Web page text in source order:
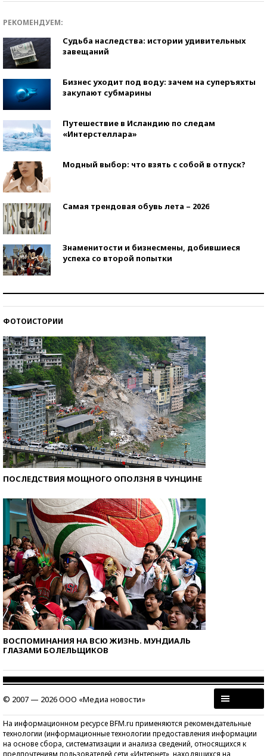
РЕКОМЕНДУЕМ:
Судьба наследства: истории удивительных
завещаний
Бизнес уходит под воду: зачем на суперъяхты
закупают субмарины
Путешествие в Исландию по следам
«Интерстеллара»
Модный выбор: что взять с собой в отпуск?
Самая трендовая обувь лета – 2026
Знаменитости и бизнесмены, добившиеся
успеха со второй попытки
ФОТОИСТОРИИ
ПОСЛЕДСТВИЯ МОЩНОГО ОПОЛЗНЯ В ЧУНЦИНЕ
ВОСПОМИНАНИЯ НА ВСЮ ЖИЗНЬ. МУНДИАЛЬ
ГЛАЗАМИ БОЛЕЛЬЩИКОВ
© 2007 — 2026 ООО «Медиа новости»
На информационном ресурсе BFM.ru применяются рекомендательные
технологии (информационные технологии предоставления информации
на основе сбора, систематизации и анализа сведений, относящихся к
предпочтениям пользователей сети «Интернет», находящихся на